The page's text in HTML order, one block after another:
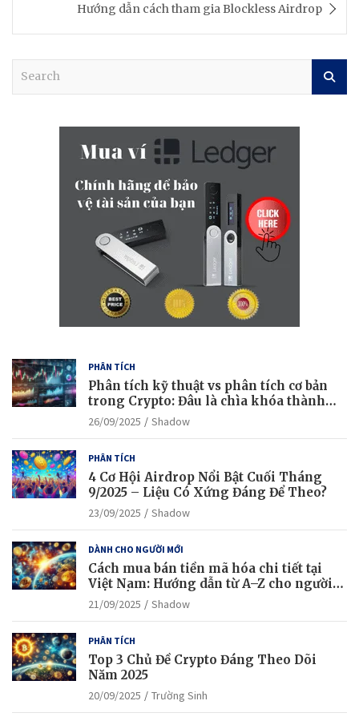
Hướng dẫn cách tham gia Blockless Airdrop
PHÂN TÍCH
Phân tích kỹ thuật vs phân tích cơ bản
trong Crypto: Đâu là chìa khóa thành
công?
26/09/2025 Shadow
PHÂN TÍCH
4 Cơ Hội Airdrop Nổi Bật Cuối Tháng
9/2025 – Liệu Có Xứng Đáng Để Theo?
23/09/2025 Shadow
DÀNH CHO NGƯỜI MỚI
Cách mua bán tiền mã hóa chi tiết tại
Việt Nam: Hướng dẫn từ A–Z cho người
mới bắt đầu
21/09/2025 Shadow
PHÂN TÍCH
Top 3 Chủ Đề Crypto Đáng Theo Dõi
Năm 2025
20/09/2025 Trường Sinh